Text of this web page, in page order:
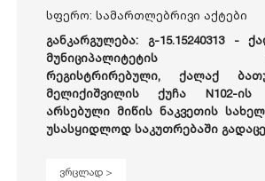
სფერო: სამართლებრივი აქტები
განკარგულება: გ-15.15240313 -
მუნიციპალიტეტის
რეგისტრირებული, ქალაქ
მელიქიშვილის ქუჩა N102-ის
არსებული მიწის ნაკვეთის
უსასყიდლოდ საკუთრებაში
ვრცლად >